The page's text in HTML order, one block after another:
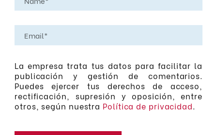
La empresa trata tus datos para facilitar la
publicación y gestión de comentarios.
Puedes ejercer tus derechos de acceso,
rectificación, supresión y oposición, entre
otros, según nuestra Política de privacidad.